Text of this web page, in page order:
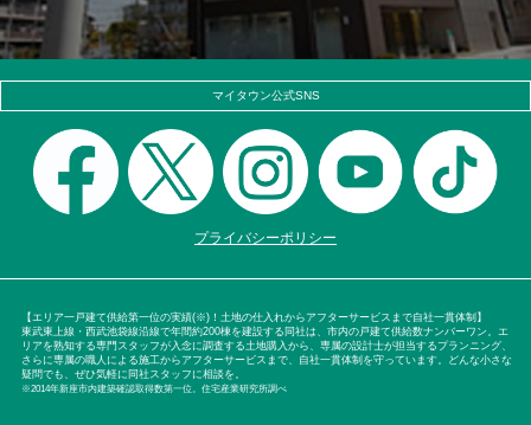
マイタウン公式SNS
プライバシーポリシー
【エリア一戸建て供給第一位の実績(※)！土地の仕入れからアフターサービスまで自社一貫体制】
東武東上線・西武池袋線沿線で年間約200棟を建設する同社は、市内の戸建て供給数ナンバーワン。エ
リアを熟知する専門スタッフが入念に調査する土地購入から、専属の設計士が担当するプランニング、
さらに専属の職人による施工からアフターサービスまで、自社一貫体制を守っています。どんな小さな
疑問でも、ぜひ気軽に同社スタッフに相談を。
※2014年新座市内建築確認取得数第一位。住宅産業研究所調べ